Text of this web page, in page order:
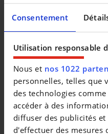
Consentement
Utilisation responsable
Nous et nos 1022
personnelles, telles que
des technologies
accéder à des
diffuser des publicités
d'effectuer des mesures
PORSCHE CAYENNE
Cayenne E-Hybrid Coupé
|